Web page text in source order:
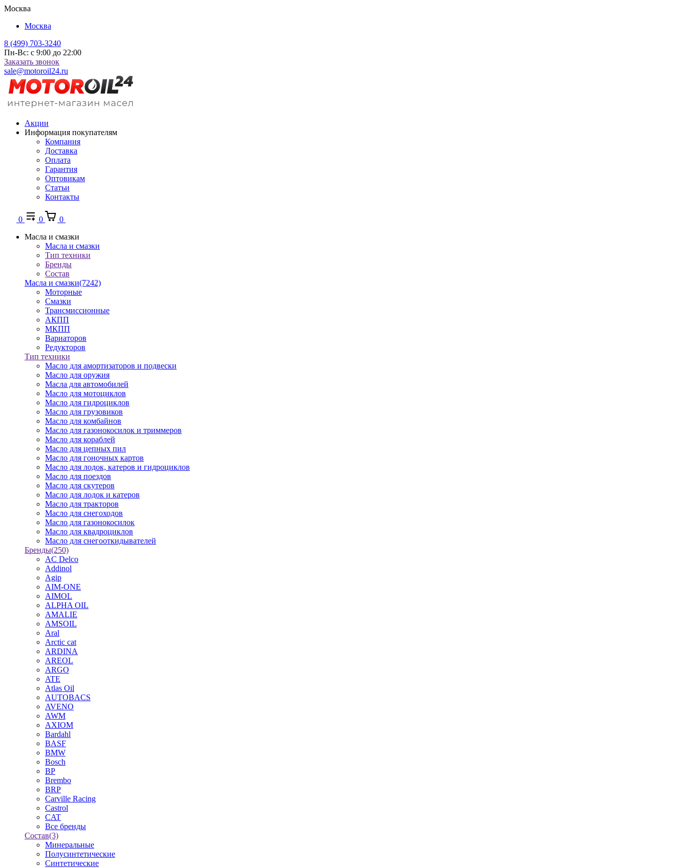
Москва
Москва
8 (499) 703-3240
Пн-Вс: с 9:00 до 22:00
Заказать звонок
sale@motoroil24.ru
Акции
Информация покупателям
Компания
Доставка
Оплата
Гарантия
Оптовикам
Статьи
Контакты
0 0
0
Масла и смазки
Масла и смазки
Тип техники
Бренды
Состав
Масла и смазки(7242)
Моторные
Смазки
Трансмиссионные
АКПП
МКПП
Вариаторов
Редукторов
Тип техники
Масло для амортизаторов и подвески
Масло для оружия
Масла для автомобилей
Масло для мотоциклов
Масло для гидроциклов
Масло для грузовиков
Масло для комбайнов
Масло для газонокосилок и триммеров
Масло для кораблей
Масло для цепных пил
Масло для гоночных картов
Масло для лодок, катеров и гидроциклов
Масло для поездов
Масло для скутеров
Масло для лодок и катеров
Масло для тракторов
Масло для снегоходов
Масло для газонокосилок
Масло для квадроциклов
Масло для снегооткидывателей
Бренды(250)
AC Delco
Addinol
Agip
AIM-ONE
AIMOL
ALPHA OIL
AMALIE
AMSOIL
Aral
Arctic cat
ARDINA
AREOL
ARGO
ATE
Atlas Oil
AUTOBACS
AVENO
AWM
AXIOM
Bardahl
BASF
BMW
Bosch
BP
Brembo
BRP
Carville Racing
Castrol
CAT
Все бренды
Состав(3)
Минеральные
Полусинтетические
Синтетические